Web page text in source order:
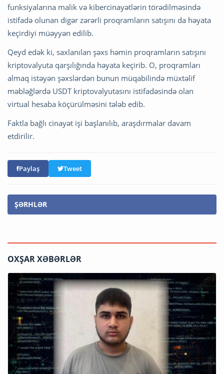
funksiyalarına malik və kibercinayətlərin törədilməsində
istifadə olunan digər zərərli proqramların satışını da həyata
keçirdiyi müəyyən edilib.
Qeyd edək ki, saxlanılan şəxs həmin proqramların satışını
kriptovalyuta qarşılığında həyata keçirib. O, proqramları
almaq istəyən şəxslərdən bunun müqabilində müxtəlif
məbləğlərdə USDT kriptovalyutasını istifadəsində olan
virtual hesaba köçürülməsini tələb edib.
Faktla bağlı cinayət işi başlanılıb, araşdırmalar davam
etdirilir.
Paylaş Tweet
ŞƏRHLƏR
OXŞAR XƏBƏRLƏR